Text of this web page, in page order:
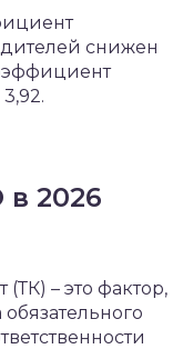
снижен
2026
– это фактор,